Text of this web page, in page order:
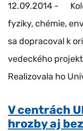
12.09.2014 -
fyziky, chémie,
sa dopracoval k
vedeckého
Realizovala ho
V centrách
hrozby aj